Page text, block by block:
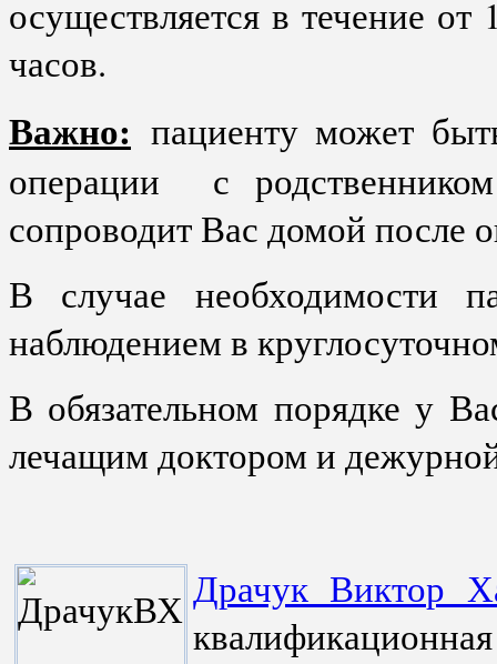
осуществляется в течение
часов.
Важно: пациенту может
операции с
сопроводит Вас домой после
В случае необходимости
наблюдением в
В обязательном порядке у
лечащим доктором и
Драчук Виктор
квалификационная